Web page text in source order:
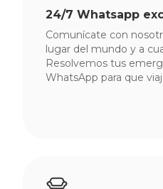
Viajes
Premium
Viajes
Cruceros
24/7 Whatsapp
Comunícate con
lugar del mundo y a
Resolvemos tus
WhatsApp para que